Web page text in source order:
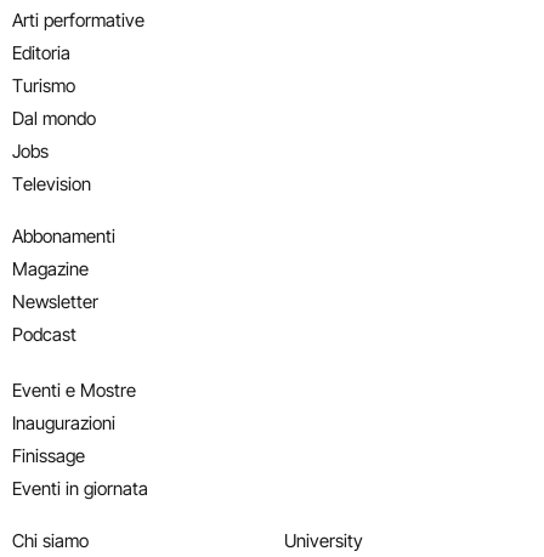
Arti performative
Editoria
Turismo
Dal mondo
Jobs
Television
Abbonamenti
Magazine
Newsletter
Podcast
Eventi e Mostre
Inaugurazioni
Finissage
Eventi in giornata
Chi siamo
University